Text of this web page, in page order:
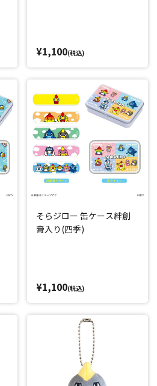
¥1,100(税込)
そらジロー 缶ケース絆創
膏入り(四季)
¥1,100(税込)